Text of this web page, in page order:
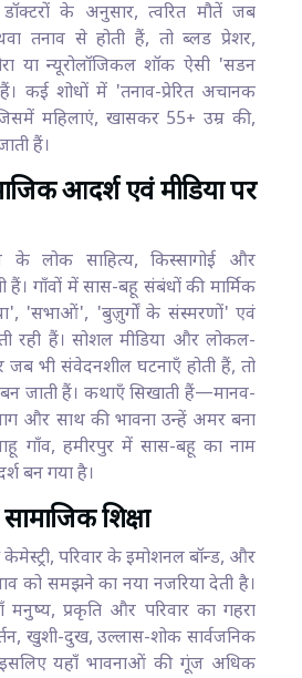
डॉक्टरों के अनुसार, त्वरित मौतें जब
तनाव से होती हैं, तो ब्लड प्रेशर,
या न्यूरोलॉजिकल शॉक ऐसी 'सडन
कई शोधों में 'तनाव-प्रेरित अचानक
महिलाएं, खासकर 55+ उम्र की,
हैं।
आदर्श एवं मीडिया पर
के लोक साहित्य, किस्सागोई और
हैं। गाँवों में सास-बहू संबंधों की मार्मिक
'सभाओं', 'बुज़ुर्गों के संस्मरणों' एवं
रही हैं। सोशल मीडिया और लोकल-
जब भी संवेदनशील घटनाएँ होती हैं, तो
जाती हैं। कथाएँ सिखाती हैं—मानव-
और साथ की भावना उन्हें अमर बना
गाँव, हमीरपुर में सास-बहू का नाम
बन गया है।
शिक्षा
परिवार के इमोशनल बॉन्ड, और
को समझने का नया नजरिया देती है।
मनुष्य, प्रकृति और परिवार का गहरा
खुशी-दुख, उल्लास-शोक सार्वजनिक
यहाँ भावनाओं की गूंज अधिक